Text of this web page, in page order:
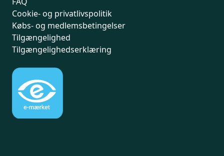
Cookie- og privatlivspolitik
Købs- og medlemsbetingelser
Tilgængelighed
Tilgængelighedserklæring